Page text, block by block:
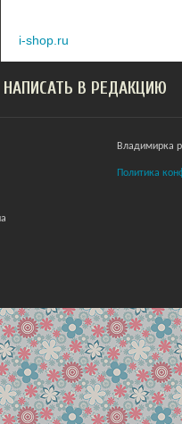
i-shop.ru
НАПИСАТЬ В РЕДАКЦИЮ
Владимирка
Политика